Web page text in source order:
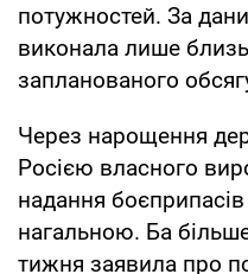
потужностей. За
виконала лише
запланованого
Через нарощення
Росією власного
надання
нагальною. Ба
тижня заявила про